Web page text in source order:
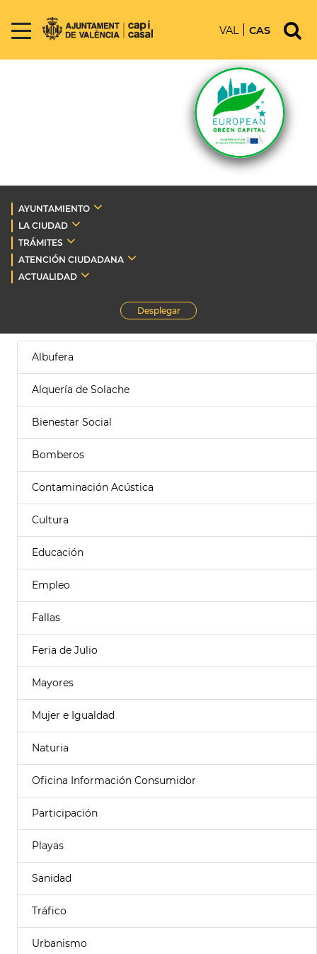
VAL CAS
AYUNTAMIENTO
LA CIUDAD
TRÁMITES
ATENCIÓN CIUDADANA
ACTUALIDAD
Desplegar
Albufera
Alquería de Solache
Bienestar Social
Bomberos
Contaminación Acústica
Cultura
Educación
Empleo
Fallas
Feria de Julio
Mayores
Mujer e Igualdad
Naturia
Oficina Información Consumidor
Participación
Playas
Sanidad
Tráfico
Urbanismo